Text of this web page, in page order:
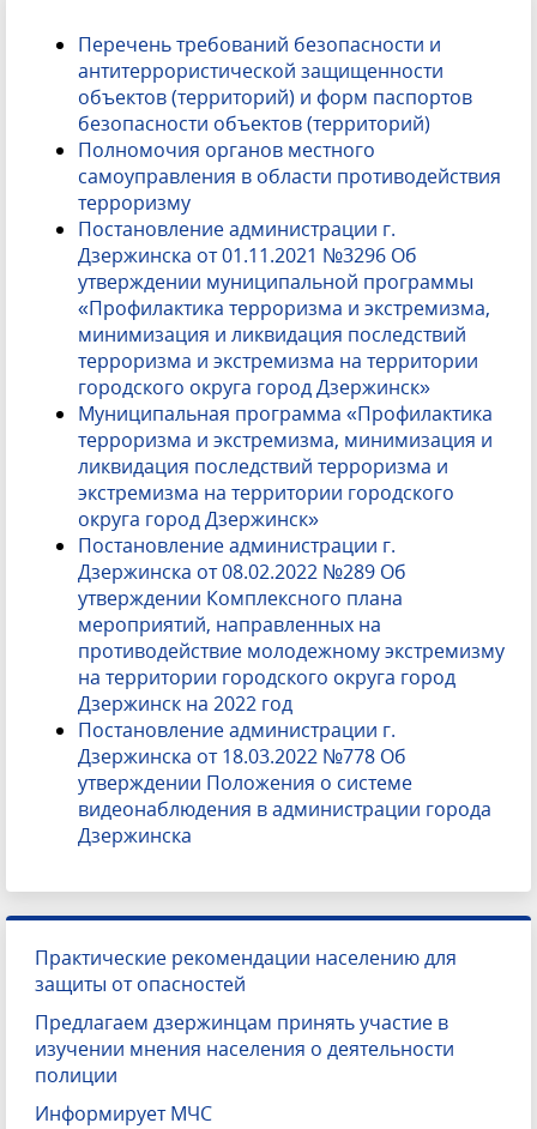
Перечень требований безопасности и
антитеррористической защищенности
объектов (территорий) и форм паспортов
безопасности объектов (территорий)
Полномочия органов местного
самоуправления в области противодействия
терроризму
Постановление администрации г.
Дзержинска от 01.11.2021 №3296 Об
утверждении муниципальной программы
«Профилактика терроризма и экстремизма,
минимизация и ликвидация последствий
терроризма и экстремизма на территории
городского округа город Дзержинск»
Муниципальная программа «Профилактика
терроризма и экстремизма, минимизация и
ликвидация последствий терроризма и
экстремизма на территории городского
округа город Дзержинск»
Постановление администрации г.
Дзержинска от 08.02.2022 №289 Об
утверждении Комплексного плана
мероприятий, направленных на
противодействие молодежному экстремизму
на территории городского округа город
Дзержинск на 2022 год
Постановление администрации г.
Дзержинска от 18.03.2022 №778 Об
утверждении Положения о системе
видеонаблюдения в администрации города
Дзержинска
Практические рекомендации населению для
защиты от опасностей
Предлагаем дзержинцам принять участие в
изучении мнения населения о деятельности
полиции
Информирует МЧС